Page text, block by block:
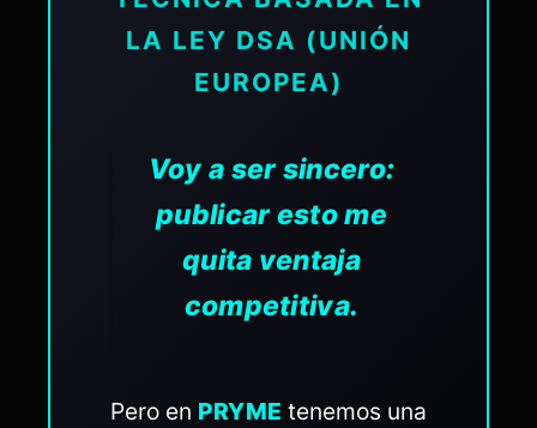
LA LEY DSA (UNIÓN
EUROPEA)
Voy a ser sincero:
publicar esto me
quita ventaja
competitiva.
Pero en PRYME tenemos una